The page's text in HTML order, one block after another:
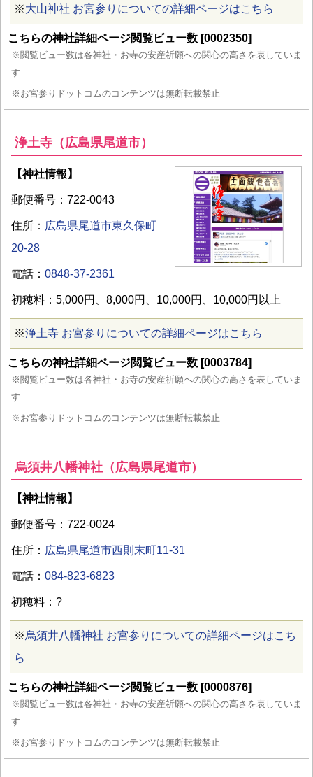
※大山神社 お宮参りについての詳細ページはこちら
こちらの神社詳細ページ閲覧ビュー数 [0002350]
※閲覧ビュー数は各神社・お寺の安産祈願への関心の高さを表していま
す
※お宮参りドットコムのコンテンツは無断転載禁止
浄土寺（広島県尾道市）
【神社情報】
郵便番号：722-0043
住所： 広島県尾道市東久保町
20-28
電話： 0848-37-2361
初穂料：5,000円、8,000円、10,000円、10,000円以上
※浄土寺 お宮参りについての詳細ページはこちら
こちらの神社詳細ページ閲覧ビュー数 [0003784]
※閲覧ビュー数は各神社・お寺の安産祈願への関心の高さを表していま
す
※お宮参りドットコムのコンテンツは無断転載禁止
烏須井八幡神社（広島県尾道市）
【神社情報】
郵便番号：722-0024
住所： 広島県尾道市西則末町11-31
電話： 084-823-6823
初穂料：?
※烏須井八幡神社 お宮参りについての詳細ページはこち
ら
こちらの神社詳細ページ閲覧ビュー数 [0000876]
※閲覧ビュー数は各神社・お寺の安産祈願への関心の高さを表していま
す
※お宮参りドットコムのコンテンツは無断転載禁止